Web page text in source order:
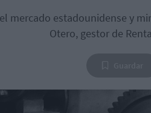
mercado estadounidense y
Otero, gestor de